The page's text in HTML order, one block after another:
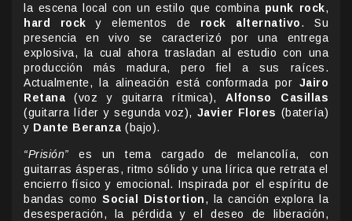
la escena local con un estilo que combina punk rock,
hard rock y elementos de rock alternativo. Su
presencia en vivo se caracterizó por una entrega
explosiva, la cual ahora trasladan al estudio con una
producción más madura, pero fiel a sus raíces.
Actualmente, la alineación está conformada por Jairo
Retana (voz y guitarra rítmica),Alfonso Casillas
(guitarra líder y segunda voz), Javier Flores (batería)
y Dante Beranza (bajo).
“Prisión” es un tema cargado de melancolía, con
guitarras ásperas, ritmo sólido y una lírica que retrata el
encierro físico y emocional. Inspirada por el espíritu de
bandas como Social Distortion, la canción explora la
desesperación, la pérdida y el deseo de liberación,